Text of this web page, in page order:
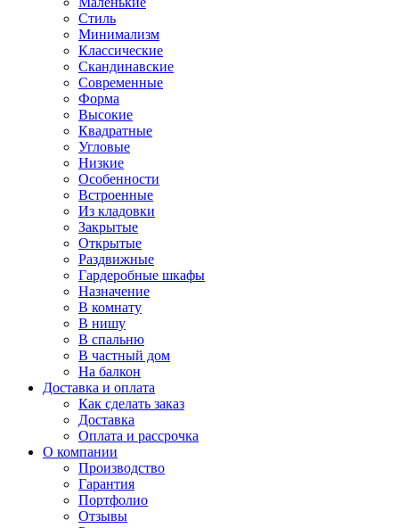
Стиль
Минимализм
Классические
Скандинавские
Современные
Форма
Высокие
Квадратные
Угловые
Низкие
Особенности
Встроенные
Из кладовки
Закрытые
Открытые
Раздвижные
Гардеробные шкафы
Назначение
В комнату
В нишу
В спальню
В частный дом
На балкон
Доставка и оплата
Как сделать заказ
Доставка
Оплата и рассрочка
О компании
Производство
Гарантия
Портфолио
Отзывы